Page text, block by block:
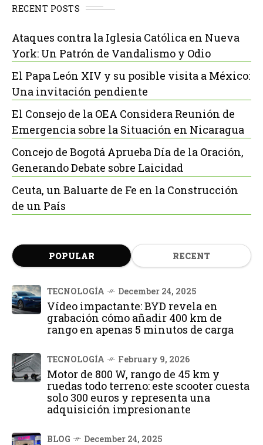
RECENT POSTS
Ataques contra la Iglesia Católica en Nueva
York: Un Patrón de Vandalismo y Odio
El Papa León XIV y su posible visita a México:
Una invitación pendiente
El Consejo de la OEA Considera Reunión de
Emergencia sobre la Situación en Nicaragua
Concejo de Bogotá Aprueba Día de la Oración,
Generando Debate sobre Laicidad
Ceuta, un Baluarte de Fe en la Construcción
de un País
POPULAR RECENT
TECNOLOGÍA December 24, 2025
Vídeo impactante: BYD revela en
grabación cómo añadir 400 km de
rango en apenas 5 minutos de carga
TECNOLOGÍA February 9, 2026
Motor de 800 W, rango de 45 km y
ruedas todo terreno: este scooter cuesta
solo 300 euros y representa una
adquisición impresionante
BLOG December 24, 2025